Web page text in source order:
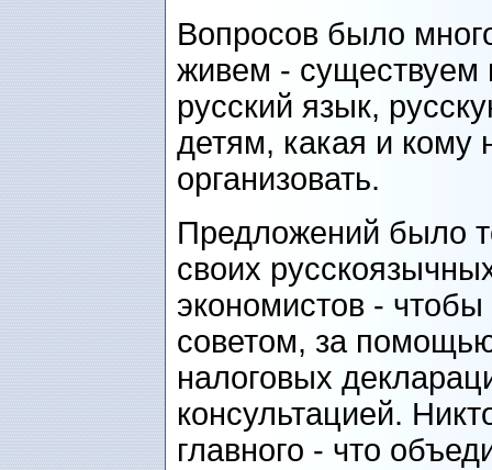
Вопросов было
живем - существуем
русский язык,
детям, какая и кому
организовать.
Предложений было
своих
экономистов -
советом, за
налоговых
консультацией.
главного - что